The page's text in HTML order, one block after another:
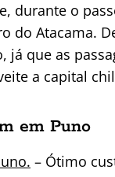
durante o
do Atacama.
já que as
a capital
em Puno
– Ótimo